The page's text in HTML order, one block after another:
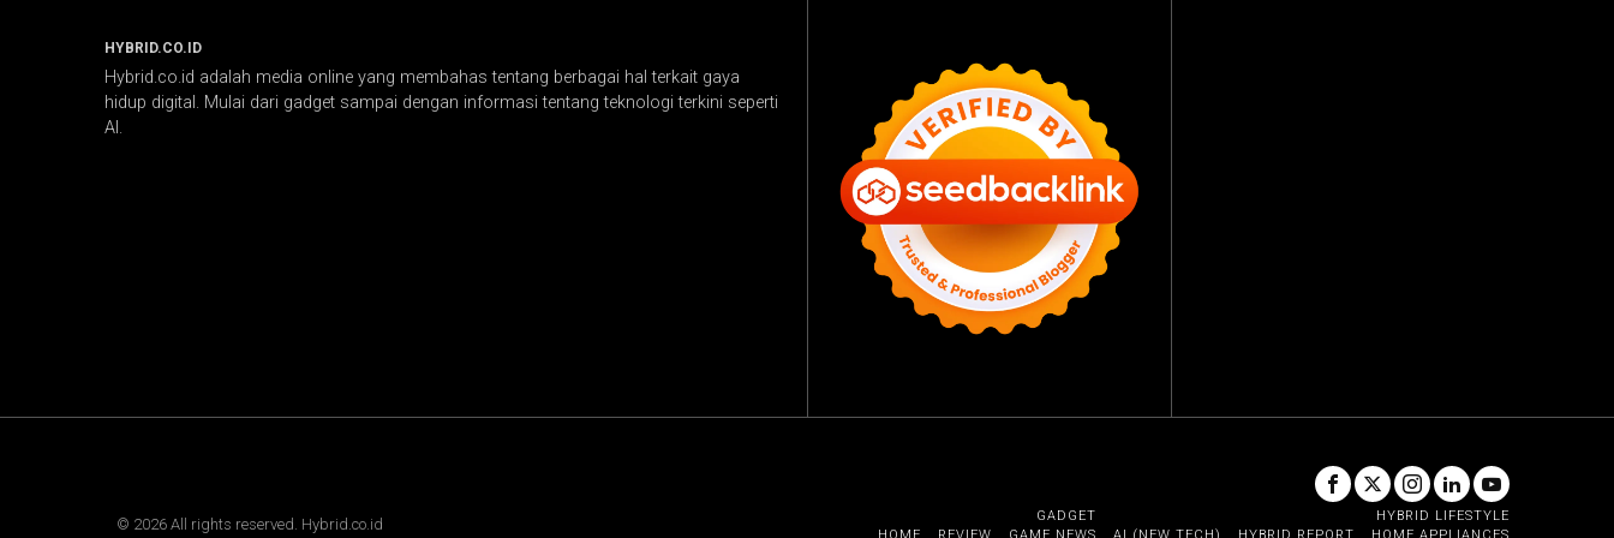
HYBRID.CO.ID
Hybrid.co.id adalah media online yang membahas tentang berbagai hal terkait gaya
hidup digital. Mulai dari gadget sampai dengan informasi tentang teknologi terkini seperti
AI.
© 2026 All rights reserved. Hybrid.co.id
HOME
GADGET
REVIEW
GAME NEWS AI (NEW TECH) HYBRID REPORT
HYBRID LIFESTYLE
HOME APPLIANCES